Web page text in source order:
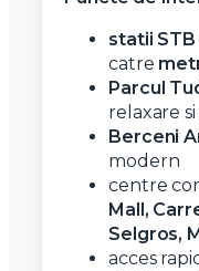
statii STB
catre
Parcul
relaxare
Berceni
modern
centre
Mall,
Selgros,
acces